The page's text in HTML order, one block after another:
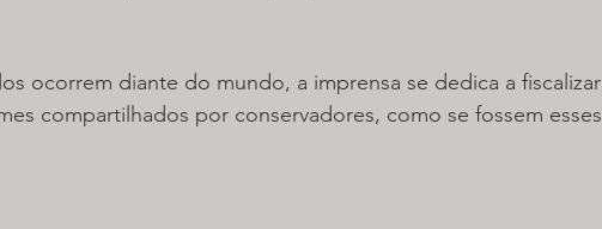
ocorrem diante do mundo, a imprensa se dedica a fiscalizar
compartilhados por conservadores, como se fossem esses